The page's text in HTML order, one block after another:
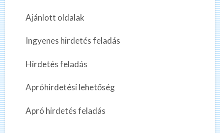
Ajánlott oldalak
Ingyenes hirdetés feladás
Hirdetés feladás
Apróhirdetési lehetőség
Apró hirdetés feladás